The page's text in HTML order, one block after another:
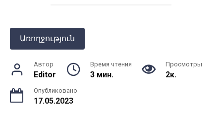
Առողջություն
Автор
Editor
Время чтения
3 мин.
Просмотры
2к.
Опубликовано
17.05.2023